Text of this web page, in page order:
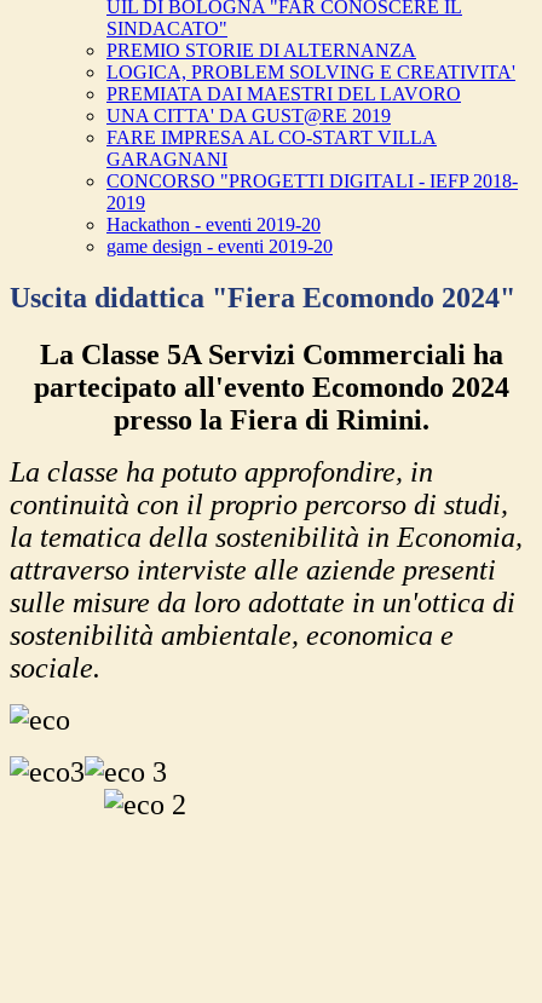
UIL DI BOLOGNA "FAR CONOSCERE IL
SINDACATO"
PREMIO STORIE DI ALTERNANZA
LOGICA, PROBLEM SOLVING E CREATIVITA'
PREMIATA DAI MAESTRI DEL LAVORO
UNA CITTA' DA GUST@RE 2019
FARE IMPRESA AL CO-START VILLA
GARAGNANI
CONCORSO "PROGETTI DIGITALI - IEFP 2018-
2019
Hackathon - eventi 2019-20
game design - eventi 2019-20
Uscita didattica "Fiera Ecomondo 2024"
La Classe 5A Servizi Commerciali ha
partecipato all'evento Ecomondo 2024
presso la Fiera di Rimini.
La classe ha potuto approfondire, in
continuità con il proprio percorso di studi,
la tematica della sostenibilità in Economia,
attraverso interviste alle aziende presenti
sulle misure da loro adottate in un'ottica di
sostenibilità ambientale, economica e
sociale.